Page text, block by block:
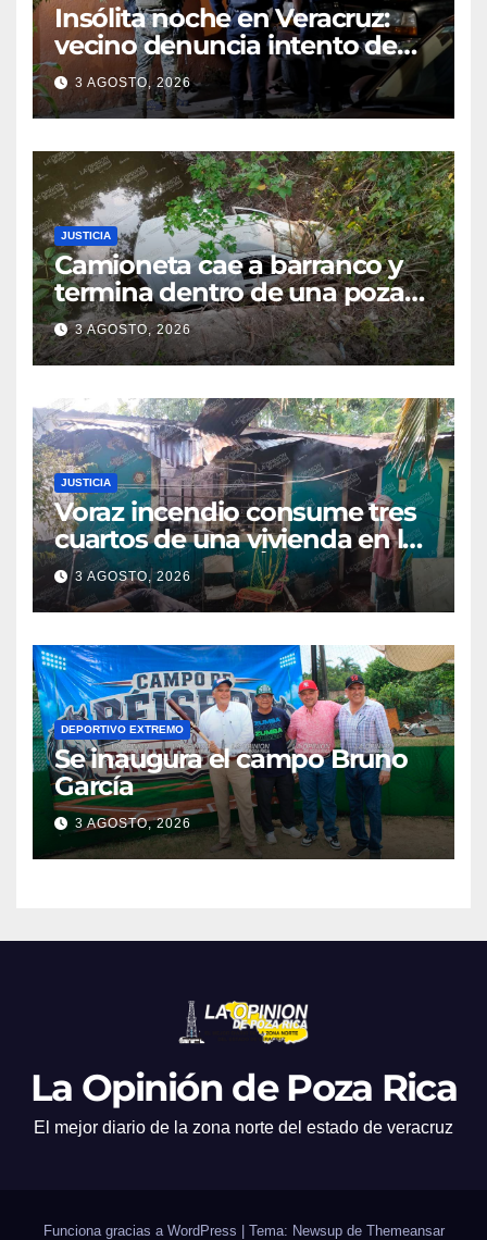
Insólita noche en Veracruz:
vecino denuncia intento de
cateo tras viralizar video
captado por cámaras de
seguridad
3 AGOSTO, 2026
JUSTICIA
Camioneta cae a barranco y
termina dentro de una poza
en Coatzintla; conductor sale
con golpes leves
3 AGOSTO, 2026
JUSTICIA
Voraz incendio consume tres
cuartos de una vivienda en la
colonia Manuel Ávila
Camacho
3 AGOSTO, 2026
DEPORTIVO EXTREMO
Se inaugura el campo Bruno
García
3 AGOSTO, 2026
La Opinión de Poza Rica
El mejor diario de la zona norte del estado de veracruz
Funciona gracias a WordPress Tema: Newsup de Themeansar